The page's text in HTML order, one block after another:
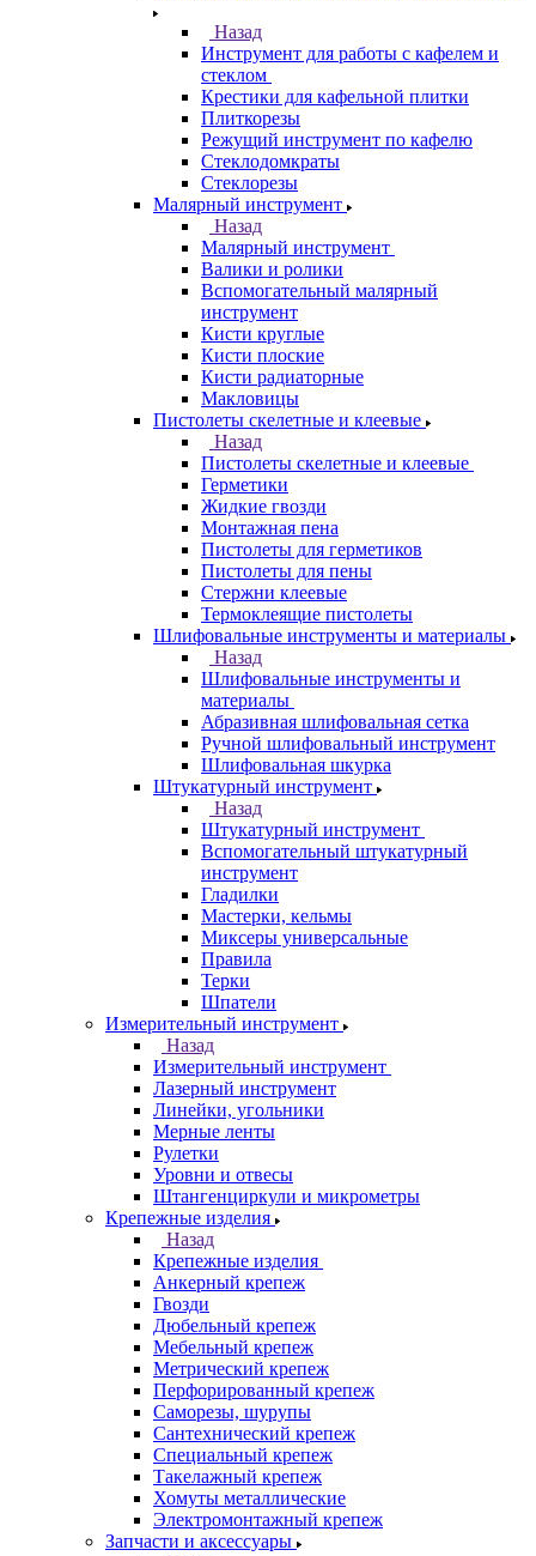
Назад
Инструмент для работы с кафелем и
стеклом
Крестики для кафельной плитки
Плиткорезы
Режущий инструмент по кафелю
Стеклодомкраты
Стеклорезы
Малярный инструмент
Назад
Малярный инструмент
Валики и ролики
Вспомогательный малярный
инструмент
Кисти круглые
Кисти плоские
Кисти радиаторные
Макловицы
Пистолеты скелетные и клеевые
Назад
Пистолеты скелетные и клеевые
Герметики
Жидкие гвозди
Монтажная пена
Пистолеты для герметиков
Пистолеты для пены
Стержни клеевые
Термоклеящие пистолеты
Шлифовальные инструменты и материалы
Назад
Шлифовальные инструменты и
материалы
Абразивная шлифовальная сетка
Ручной шлифовальный инструмент
Шлифовальная шкурка
Штукатурный инструмент
Назад
Штукатурный инструмент
Вспомогательный штукатурный
инструмент
Гладилки
Мастерки, кельмы
Миксеры универсальные
Правила
Терки
Шпатели
Измерительный инструмент
Назад
Измерительный инструмент
Лазерный инструмент
Линейки, угольники
Мерные ленты
Рулетки
Уровни и отвесы
Штангенциркули и микрометры
Крепежные изделия
Назад
Крепежные изделия
Анкерный крепеж
Гвозди
Дюбельный крепеж
Мебельный крепеж
Метрический крепеж
Перфорированный крепеж
Саморезы, шурупы
Сантехнический крепеж
Специальный крепеж
Такелажный крепеж
Хомуты металлические
Электромонтажный крепеж
Запчасти и аксессуары